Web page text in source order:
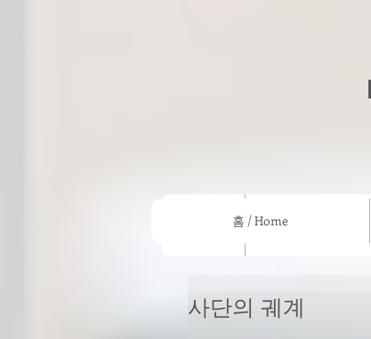
우리의 믿음/What
홈 / Home
사단의 궤계